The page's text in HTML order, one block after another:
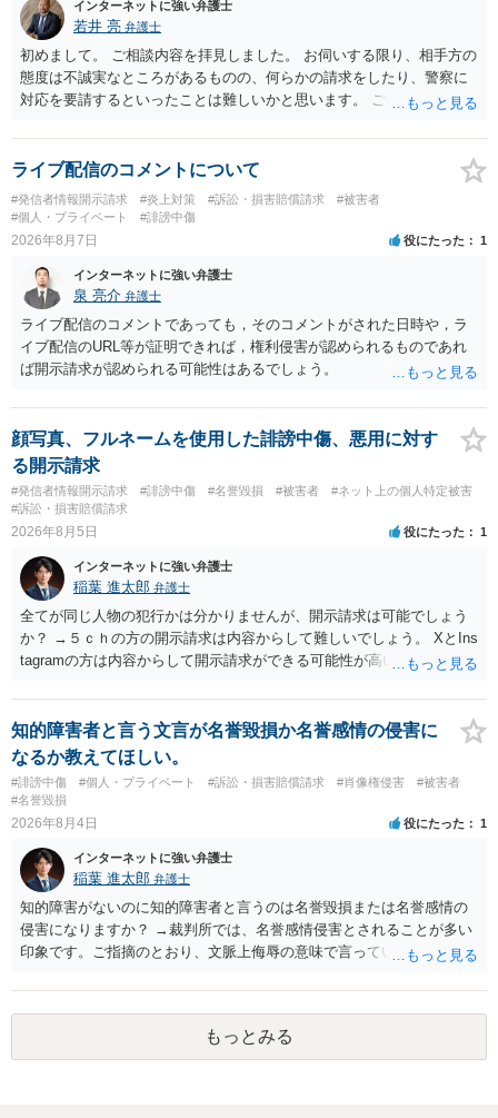
インターネットに強い弁護士
若井 亮 弁護士
初めまして。 ご相談内容を拝見しました。 お伺いする限り、相手方の
態度は不誠実なところがあるものの、何らかの請求をしたり、警察に
対応を要請するといったことは難しいかと思います。 ご参考になれば
ライブ配信のコメントについて
#発信者情報開示請求 #炎上対策 #訴訟・損害賠償請求
#被害者
#個人・プライベート
#誹謗中傷
2026年8月7日 役にたった 1
インターネットに強い弁護士
泉 亮介 弁護士
ライブ配信のコメントであっても，そのコメントがされた日時や，ラ
イブ配信のURL等が証明できれば，権利侵害が認められるものであれ
ば開示請求が認められる可能性はあるでしょう。
顔写真、フルネームを使用した誹謗中傷、悪用に対す
る開示請求
#発信者情報開示請求 #誹謗中傷 #名誉毀損 #被害者
#ネット上の個人特定被害
#訴訟・損害賠償請求
2026年8月5日 役にたった 1
インターネットに強い弁護士
稲葉 進太郎 弁護士
全てが同じ人物の犯行かは分かりませんが、開示請求は可能でしょう
か？ →５ｃｈの方の開示請求は内容からして難しいでしょう。 XとIns
tagramの方は内容からして開示請求ができる可能性が高いでしょう。
いでしょう。７月中にアカウントが削除されている場合、今から進め
ても失敗する可能性が高いように思われます。 相手を特定できた場
合、相手に全ての弁護士費用を負担させることは可能でしょうか？ →
訴訟外の交渉で相手方が認めれば負担させることができるでしょう。
訴訟で判決となった場合は、実際の弁護士費用が認められる場合と認
められない場合があり何ともいえないところでしょう。
知的障害者と言う文言が名誉毀損か名誉感情の侵害に
なるか教えてほしい。
#誹謗中傷 #個人・プライベート #訴訟・損害賠償請求 #肖像権侵害
#被害者
#名誉毀損
2026年8月4日 役にたった 1
インターネットに強い弁護士
稲葉 進太郎 弁護士
知的障害がないのに知的障害者と言うのは名誉毀損または名誉感情の
侵害になりますか？ →裁判所では、名誉感情侵害とされることが多い
印象です。ご指摘のとおり、文脈上侮辱の意味で言っている点も加味
もっとみる